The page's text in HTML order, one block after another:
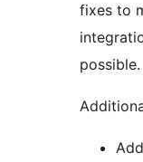
fixes to
possible.